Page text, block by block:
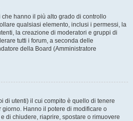
hanno il più alto grado di controllo
qualsiasi elemento, inclusi i permessi, la
la creazione di moderatori e gruppi di
tutti i forum, a seconda delle
della Board (Amministratore
di utenti) il cui compito è quello di tenere
Hanno il potere di modificare o
di chiudere, riaprire, spostare o rimuovere